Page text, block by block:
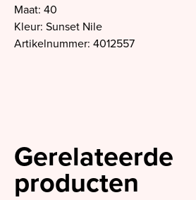
Maat: 40
Kleur: Sunset Nile
Artikelnummer: 4012557
Gerelateerde
producten